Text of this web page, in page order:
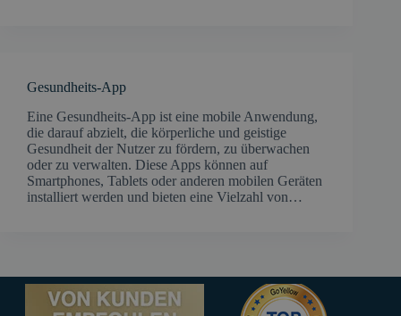
Gesundheits-App
Eine Gesundheits-App ist eine mobile Anwendung,
die darauf abzielt, die körperliche und geistige
Gesundheit der Nutzer zu fördern, zu überwachen
oder zu verwalten. Diese Apps können auf
Smartphones, Tablets oder anderen mobilen Geräten
installiert werden und bieten eine Vielzahl von…